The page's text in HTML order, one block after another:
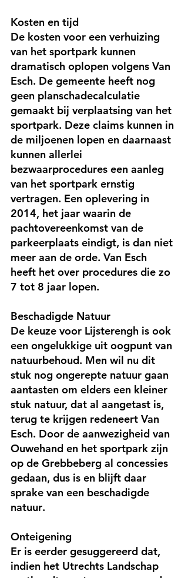
Kosten en tijd
De kosten voor een verhuizing
van het sportpark kunnen
dramatisch oplopen volgens Van
Esch. De gemeente heeft nog
geen planschadecalculatie
gemaakt bij verplaatsing van het
sportpark. Deze claims kunnen in
de miljoenen lopen en daarnaast
kunnen allerlei
bezwaarprocedures een aanleg
van het sportpark ernstig
vertragen. Een oplevering in
2014, het jaar waarin de
pachtovereenkomst van de
parkeerplaats eindigt, is dan niet
meer aan de orde. Van Esch
heeft het over procedures die zo
7 tot 8 jaar lopen.
Beschadigde Natuur
De keuze voor Lijsterengh is ook
een ongelukkige uit oogpunt van
natuurbehoud. Men wil nu dit
stuk nog ongerepte natuur gaan
aantasten om elders een kleiner
stuk natuur, dat al aangetast is,
terug te krijgen redeneert Van
Esch. Door de aanwezigheid van
Ouwehand en het sportpark zijn
op de Grebbeberg al concessies
gedaan, dus is en blijft daar
sprake van een beschadigde
natuur.
Onteigening
Er is eerder gesuggereerd dat,
indien het Utrechts Landschap